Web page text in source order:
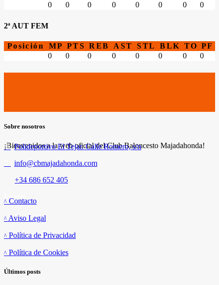
0
0 0 0 0 0 0 0
2ª AUT FEM
Posición MP PTS REB AST STL BLK TO PF
0
0 0 0 0 0 0 0
Sobre nosotros
¡Bienvenidos a la web oficial del Club Baloncesto Majadahonda!
Polideportivo El Tejar. Calle Romero, s/n
info@cbmajadahonda.com
+34 686 652 405
Contacto
Aviso Legal
Política de Privacidad
Política de Cookies
Últimos posts